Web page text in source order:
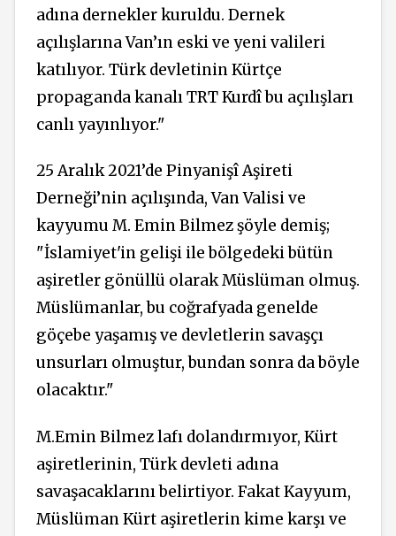
adına dernekler kuruldu. Dernek
açılışlarına Van’ın eski ve yeni valileri
katılıyor. Türk devletinin Kürtçe
propaganda kanalı TRT Kurdî bu açılışları
canlı yayınlıyor."
25 Aralık 2021’de Pinyanişî Aşireti
Derneği’nin açılışında, Van Valisi ve
kayyumu M. Emin Bilmez şöyle demiş;
"İslamiyet'in gelişi ile bölgedeki bütün
aşiretler gönüllü olarak Müslüman olmuş.
Müslümanlar, bu coğrafyada genelde
göçebe yaşamış ve devletlerin savaşçı
unsurları olmuştur, bundan sonra da böyle
olacaktır."
M.Emin Bilmez lafı dolandırmıyor, Kürt
aşiretlerinin, Türk devleti adına
savaşacaklarını belirtiyor. Fakat Kayyum,
Müslüman Kürt aşiretlerin kime karşı ve